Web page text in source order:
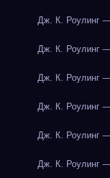
Дж. К. Роулинг
Дж. К. Роулинг
Дж. К. Роулинг
Дж. К. Роулинг
Дж. К. Роулинг
Дж. К. Роулинг